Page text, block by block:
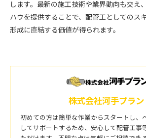
します。最新の施工技術や業界動向も交え
ハウを提供することで、配管工としてのス
形成に直結する価値が得られます。
株式会社河手プラン
初めての方は簡単な作業からスタートし、
してサポートするため、安心して配管工事